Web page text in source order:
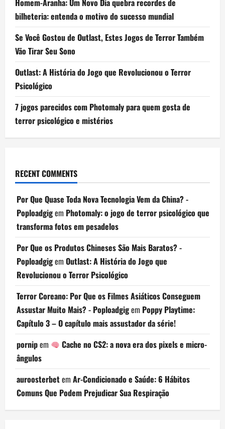
Homem-Aranha: Um Novo Dia quebra recordes de
bilheteria: entenda o motivo do sucesso mundial
Se Você Gostou de Outlast, Estes Jogos de Terror Também
Vão Tirar Seu Sono
Outlast: A História do Jogo que Revolucionou o Terror
Psicológico
7 jogos parecidos com Photomaly para quem gosta de
terror psicológico e mistérios
RECENT COMMENTS
Por Que Quase Toda Nova Tecnologia Vem da China? -
Poploadgigem Photomaly: o jogo de terror psicológico que
transforma fotos em pesadelos
Por Que os Produtos Chineses São Mais Baratos? -
Poploadgigem Outlast: A História do Jogo que
Revolucionou o Terror Psicológico
Terror Coreano: Por Que os Filmes Asiáticos Conseguem
Assustar Muito Mais? - Poploadgigem Poppy Playtime:
Capítulo 3 – O capítulo mais assustador da série!
pornipem
Cache no CS2: a nova era dos pixels e micro-
ângulos
auroosterbetem Ar-Condicionado e Saúde: 6 Hábitos
Comuns Que Podem Prejudicar Sua Respiração